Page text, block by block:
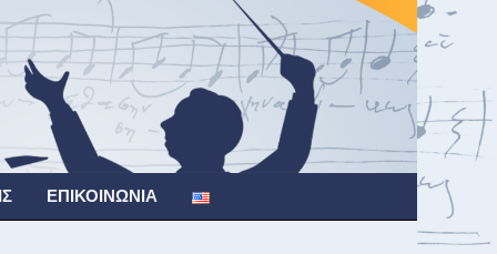
ΕΠΙΚΟΙΝΩΝΊΑ